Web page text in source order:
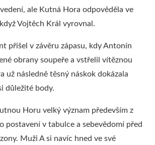
ale Kutná Hora odpověděla ve
Vojtěch Král vyrovnal.
přišel v závěru zápasu, kdy Antonín
obrany soupeře a vstřelil vítěznou
už následně těsný náskok dokázala
důležité body.
Horu velký význam především z
postavení v tabulce a sebevědomí před
Muži A si navíc hned ve své